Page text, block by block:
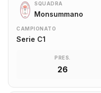
SQUADRA
Monsummano
CAMPIONATO
Serie C1
PRES.
26